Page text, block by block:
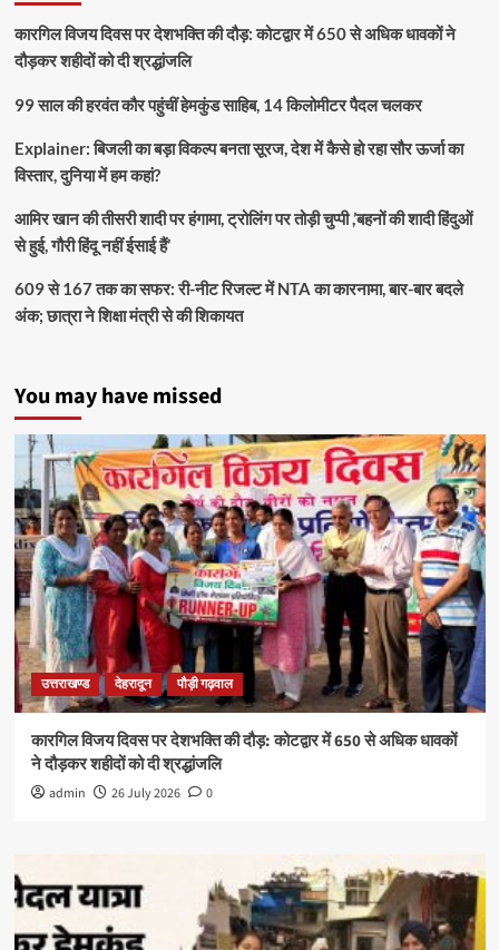
कारगिल विजय दिवस पर देशभक्ति की दौड़: कोटद्वार में 650 से अधिक धावकों ने
दौड़कर शहीदों को दी श्रद्धांजलि
99 साल की हरवंत कौर पहुंचीं हेमकुंड साहिब, 14 किलोमीटर पैदल चलकर
Explainer: बिजली का बड़ा विकल्प बनता सूरज, देश में कैसे हो रहा सौर ऊर्जा का
विस्तार, दुनिया में हम कहां?
आमिर खान की तीसरी शादी पर हंगामा, ट्रोलिंग पर तोड़ी चुप्पी ,’बहनों की शादी हिंदुओं
से हुई, गौरी हिंदू नहीं ईसाई हैं’
609 से 167 तक का सफर: री-नीट रिजल्ट में NTA का कारनामा, बार-बार बदले
अंक; छात्रा ने शिक्षा मंत्री से की शिकायत
You may have missed
उत्तराखण्ड देहरादून पौड़ी गढ़वाल
कारगिल विजय दिवस पर देशभक्ति की दौड़: कोटद्वार में 650 से अधिक धावकों
ने दौड़कर शहीदों को दी श्रद्धांजलि
admin 26 July 2026 0